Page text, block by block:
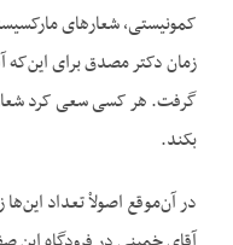
کمونیستی، شعارهای
زمان دکتر مصدق برای این‌که
گرفت. هر کسی سعی کرد
بکند.
در آن‌موقع اصولاْ تعداد